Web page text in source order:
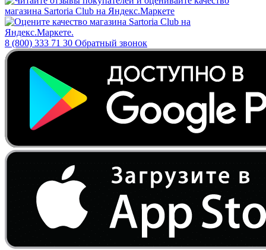
8 (800) 333 71 30 Обратный звонок